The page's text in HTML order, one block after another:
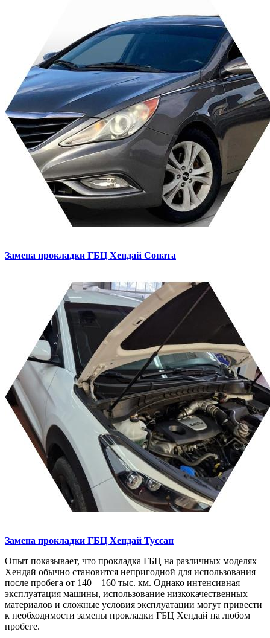
Замена прокладки ГБЦХендай Соната
Замена прокладки ГБЦХендай Туссан
Опыт показывает, что прокладка ГБЦ на различных моделях
Хендай обычно становится непригодной для использования
после пробега от 140 – 160 тыс. км. Однако интенсивная
эксплуатация машины, использование низкокачественных
материалов и сложные условия эксплуатации могут привести
к необходимости замены прокладки ГБЦ Хендай на любом
пробеге.